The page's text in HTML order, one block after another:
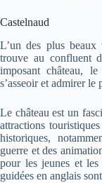
Castelnaud
L’un des plus beaux
trouve au confluent
imposant château,
s’asseoir et admirer le
Le château est un
attractions
historiques,
guerre et des
pour les jeunes et
guidées en anglais